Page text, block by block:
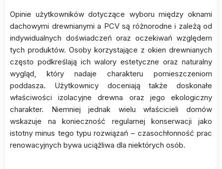
Opinie użytkowników dotyczące wyboru między oknami
dachowymi drewnianymi a PCV są różnorodne i zależą od
indywidualnych doświadczeń oraz oczekiwań względem
tych produktów. Osoby korzystające z okien drewnianych
często podkreślają ich walory estetyczne oraz naturalny
wygląd, który nadaje charakteru pomieszczeniom
poddasza. Użytkownicy doceniają także doskonałe
właściwości izolacyjne drewna oraz jego ekologiczny
charakter. Niemniej jednak wielu właścicieli domów
wskazuje na konieczność regularnej konserwacji jako
istotny minus tego typu rozwiązań – czasochłonność prac
renowacyjnych bywa uciążliwa dla niektórych osób.